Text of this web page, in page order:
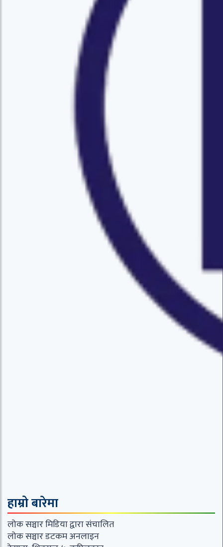
हाम्रो बारेमा
लोक सञ्चार मिडिया द्वारा संचालित
लोक सञ्चार डटकम अनलाइन